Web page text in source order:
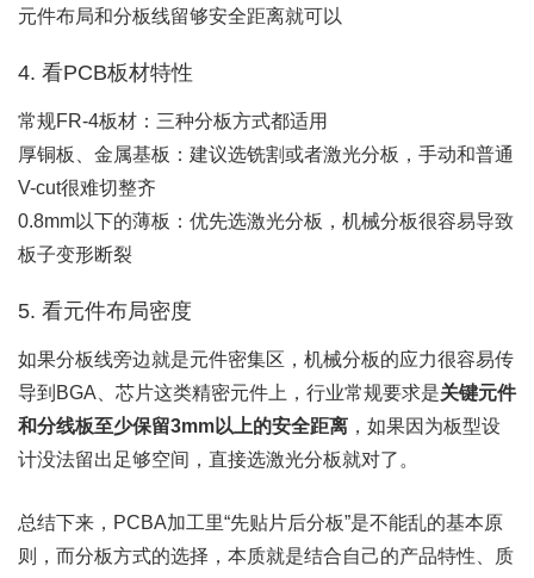
元件布局和分板线留够安全距离就可以
4. 看PCB板材特性
常规FR-4板材：三种分板方式都适用
厚铜板、金属基板：建议选铣割或者激光分板，手动和普通
V-cut很难切整齐
0.8mm以下的薄板：优先选激光分板，机械分板很容易导致
板子变形断裂
5. 看元件布局密度
如果分板线旁边就是元件密集区，机械分板的应力很容易传
导到BGA、芯片这类精密元件上，行业常规要求是‌关键元件
和分线板至少保留3mm以上的安全距离 ‌，如果因为板型设
计没法留出足够空间，直接选激光分板就对了。
总结下来，PCBA加工里“先贴片后分板”是不能乱的基本原
则，而分板方式的选择，本质就是结合自己的产品特性、质